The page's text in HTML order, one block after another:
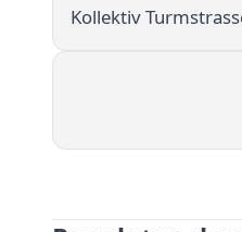
Kollektiv